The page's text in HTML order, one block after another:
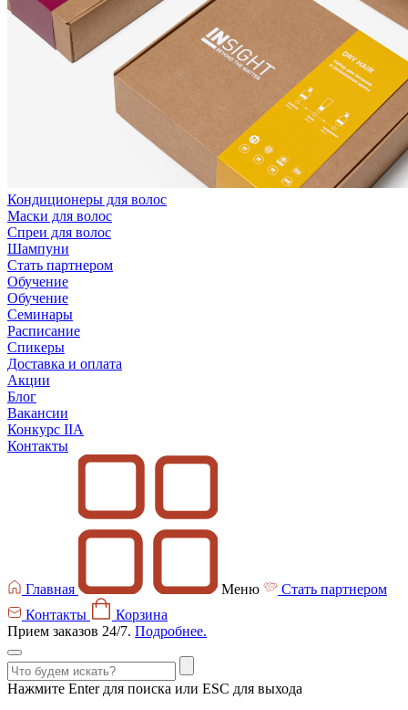
Кондиционеры для волос
Маски для волос
Спреи для волос
Шампуни
Стать партнером
Обучение
Обучение
Семинары
Расписание
Спикеры
Доставка и оплата
Акции
Блог
Вакансии
Конкурс IIA
Контакты
Главная Меню
Стать партнером
Контакты
Корзина
Прием заказов 24/7. Подробнее.
Нажмите Enter для поиска или ESC для выхода